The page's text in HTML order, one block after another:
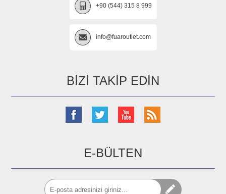
+90 (544) 315 8 999
info@fuaroutlet.com
BIZI TAKIP EDIN
E-BÜLTEN